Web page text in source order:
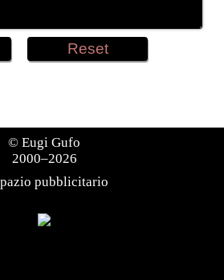
© Eugi Gufo
2000–2026